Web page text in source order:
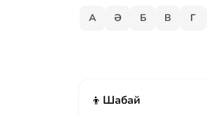
А Ә Б В Г
👦 Шабай